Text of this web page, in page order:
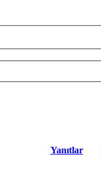
Yanıtlar